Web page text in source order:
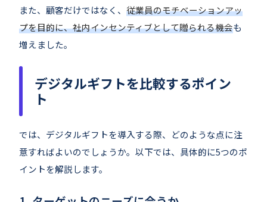
また、顧客だけではなく、 従業員のモチベーションアッ
プを目的に、社内インセンティブとして贈られる機会も
増えました。
デジタルギフトを比較するポイン
ト
では、デジタルギフトを導入する際、どのような点に注
意すればよいのでしょうか。以下では、具体的に5つのポ
イントを解説します。